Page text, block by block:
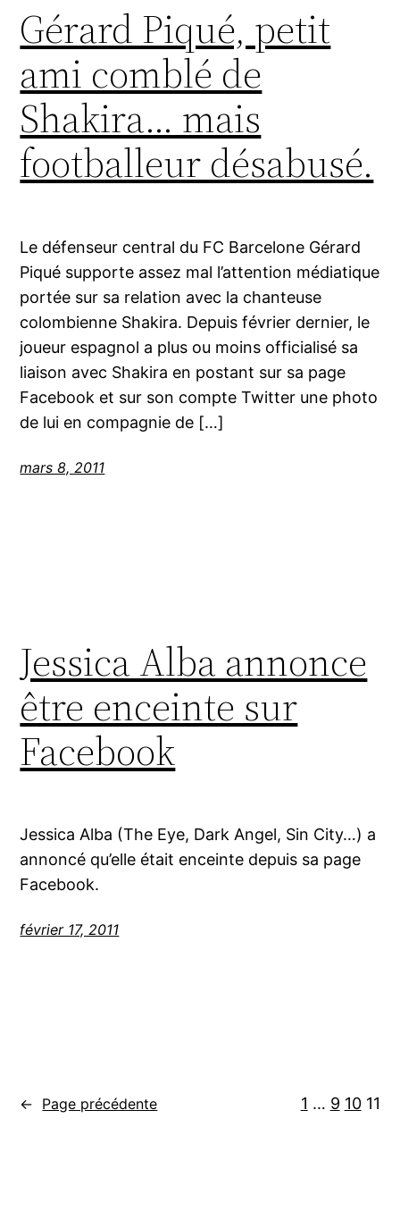
Gérard Piqué, petit
ami comblé de
Shakira… mais
footballeur désabusé.
Le défenseur central du FC Barcelone Gérard
Piqué supporte assez mal l’attention médiatique
portée sur sa relation avec la chanteuse
colombienne Shakira. Depuis février dernier, le
joueur espagnol a plus ou moins officialisé sa
liaison avec Shakira en postant sur sa page
Facebook et sur son compte Twitter une photo
de lui en compagnie de […]
mars 8, 2011
Jessica Alba annonce
être enceinte sur
Facebook
Jessica Alba (The Eye, Dark Angel, Sin City…) a
annoncé qu’elle était enceinte depuis sa page
Facebook.
février 17, 2011
← Page précédente 1 … 9 10 11